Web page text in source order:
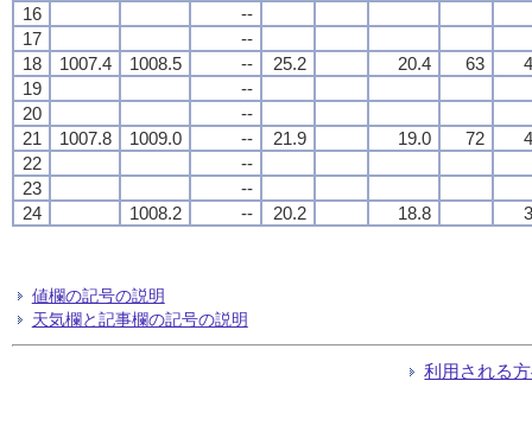
16
--
17
--
18
1007.4 1008.5 -- 25.2 20.4 63
19
--
20
--
21
1007.8 1009.0 -- 21.9 19.0 72
22
--
23
--
24
1008.2 -- 20.2 18.8
値欄の記号の説明
天気欄と記事欄の記号の説明
利用される